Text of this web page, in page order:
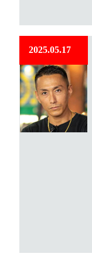
2025.05.17